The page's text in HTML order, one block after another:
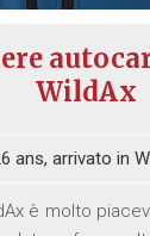
WildAx
ans, arrivato in
è molto